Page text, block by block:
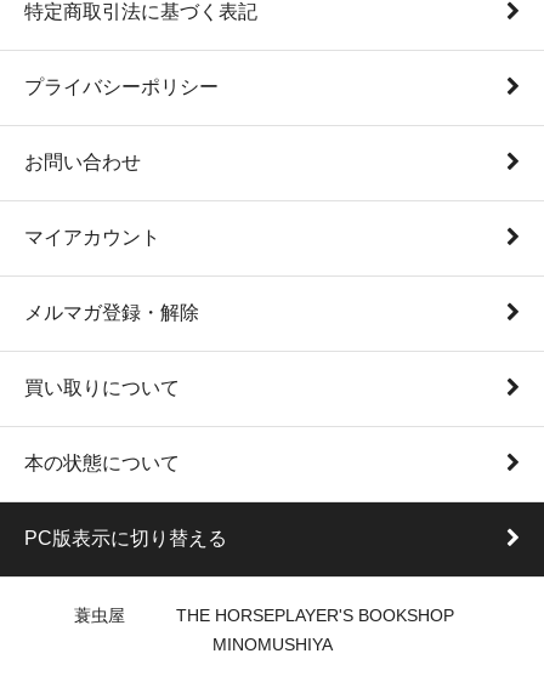
特定商取引法に基づく表記
プライバシーポリシー
お問い合わせ
マイアカウント
メルマガ登録・解除
買い取りについて
本の状態について
PC版表示に切り替える
蓑虫屋 THE HORSEPLAYER'S BOOKSHOP
MINOMUSHIYA